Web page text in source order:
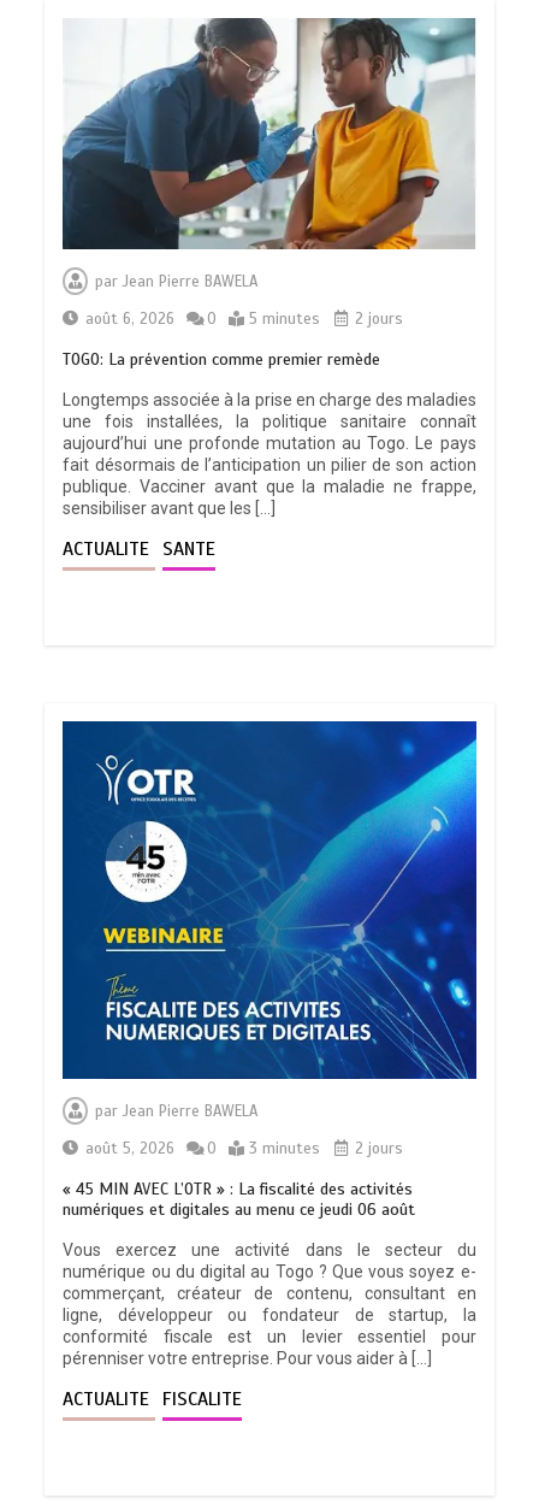
parJean Pierre BAWELA
août 6, 2026
0 5 minutes 2 jours
TOGO: La prévention comme premier remède
Longtemps associée à la prise en charge des maladies
une fois installées, la politique sanitaire connaît
aujourd’hui une profonde mutation au Togo. Le pays
fait désormais de l’anticipation un pilier de son action
publique. Vacciner avant que la maladie ne frappe,
sensibiliser avant que les […]
ACTUALITE SANTE
parJean Pierre BAWELA
août 5, 2026
0 3 minutes 2 jours
« 45 MIN AVEC L’OTR » : La fiscalité des activités
numériques et digitales au menu ce jeudi 06 août
Vous exercez une activité dans le secteur du
numérique ou du digital au Togo ? Que vous soyez e-
commerçant, créateur de contenu, consultant en
ligne, développeur ou fondateur de startup, la
conformité fiscale est un levier essentiel pour
pérenniser votre entreprise. Pour vous aider à […]
ACTUALITE FISCALITE
TRANSFORMATION SOCIALE :
Feuille de route
5 minutes
TOGO : Sauver la mère devient un
indicateur de civilisation
4 minutes